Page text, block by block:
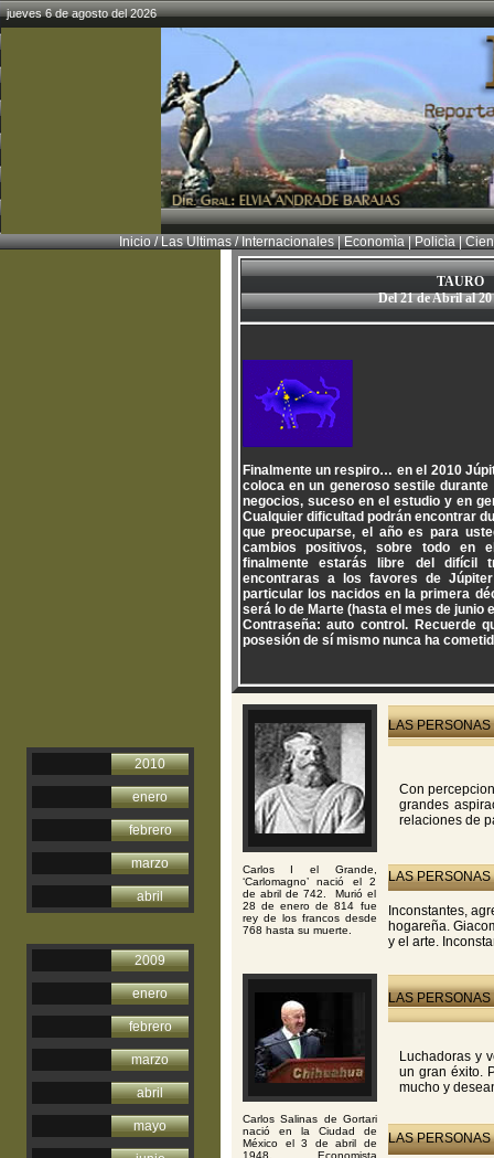
jueves 6 de agosto del 2026
Inicio/Las Ultimas/Internacionales|Economìa|Policìa|
2010
enero
febrero
marzo
abril
2009
enero
febrero
marzo
abril
mayo
TAURO
Del 21 de Abril al 20
Finalmente un respiro… en el 2010
coloca en un generoso sestile durante
negocios, suceso en el estudio y en
Cualquier dificultad podrán encontrar
que preocuparse, el año es para
cambios positivos, sobre todo en
finalmente estarás libre del difícil
encontraras a los favores de
particular los nacidos en la primera
será lo de Marte (hasta el mes de junio
Contraseña: auto control. Recuerde
posesión de sí mismo nunca ha
Carlos I el Grande,
‘Carlomagno’ nació el 2
de abril de 742. Murió el
28 de enero de 814 fue
rey de los francos desde
768 hasta su muerte.
LAS
Con
grandes
relaciones de
LAS
Inconstantes,
hogareña.
y el arte.
Carlos Salinas de Gortari
nació en la Ciudad de
México el 3 de abril de
1948. Economista
LAS
Luchadoras y
un gran éxito.
mucho y
LAS